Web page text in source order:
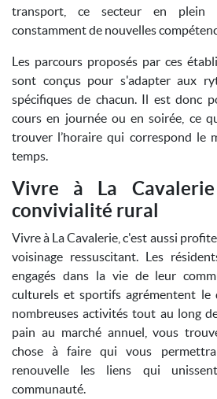
transport, ce secteur en plein
constamment de nouvelles
Les parcours proposés par ces
sont conçus pour s'adapter aux
spécifiques de chacun. Il est donc
cours en journée ou en soirée, ce
trouver l’horaire qui correspond le
temps.
Vivre à La
convivialité rural
Vivre à La Cavalerie, c'est aussi
voisinage ressuscitant. Les
engagés dans la vie de leur
culturels et sportifs agrémentent le
nombreuses activités tout au long
pain au marché annuel, vous
chose à faire qui vous
renouvelle les liens qui
communauté.